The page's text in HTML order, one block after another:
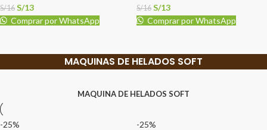
S/16 S/13
Comprar por WhatsApp
S/16 S/13
Comprar por WhatsApp
MAQUINAS DE HELADOS SOFT
MAQUINA DE HELADOS SOFT
-25% -25%